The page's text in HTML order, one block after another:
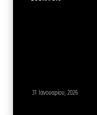
31 Ιανουαρίου, 2026